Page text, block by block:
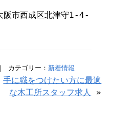
市西成区北津守1-4-
テゴリー： 新着情報
手に職をつけたい方に最適
な木工所スタッフ求人
»